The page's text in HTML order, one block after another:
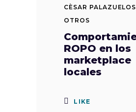
CÈSAR PALAZUELOS
OTROS
ROPO en los
marketplace
locales
LIKE